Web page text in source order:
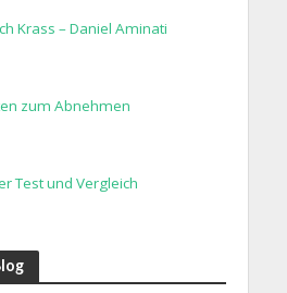
Krass – Daniel Aminati
zum Abnehmen
Test und Vergleich